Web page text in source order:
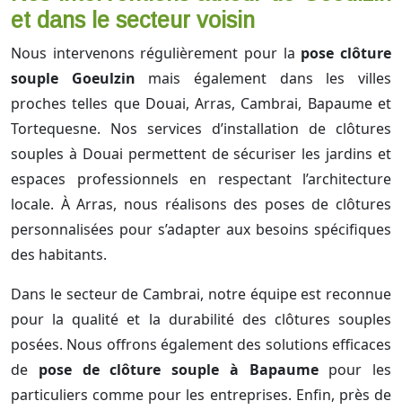
et dans le secteur voisin
Nous intervenons régulièrement pour la pose clôture
souple Goeulzin mais également dans les villes
proches telles que Douai, Arras, Cambrai, Bapaume et
Tortequesne. Nos services d’installation de clôtures
souples à Douai permettent de sécuriser les jardins et
espaces professionnels en respectant l’architecture
locale. À Arras, nous réalisons des poses de clôtures
personnalisées pour s’adapter aux besoins spécifiques
des habitants.
Dans le secteur de Cambrai, notre équipe est reconnue
pour la qualité et la durabilité des clôtures souples
posées. Nous offrons également des solutions efficaces
de pose de clôture souple à Bapaumepour les
particuliers comme pour les entreprises. Enfin, près de